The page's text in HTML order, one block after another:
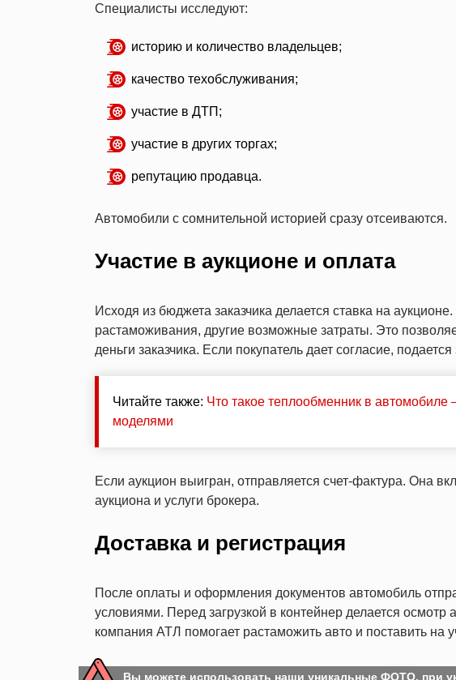
Специалисты исследуют:
историю и количество владельцев;
качество техобслуживания;
участие в ДТП;
участие в других торгах;
репутацию продавца.
Автомобили с сомнительной историей сразу отсеиваются.
Участие в аукционе и оплата
Исходя из бюджета заказчика делается ставка на
растаможивания, другие возможные затраты. Это
деньги заказчика. Если покупатель дает согласие,
Читайте также: Что такое теплообменник в
моделями
Если аукцион выигран, отправляется счет-фактура. Она
аукциона и услуги брокера.
Доставка и регистрация
После оплаты и оформления документов автомобиль
условиями. Перед загрузкой в контейнер делается
компания АТЛ помогает растаможить авто и поставить на
Вы можете использовать наши уникальные ФОТО, при